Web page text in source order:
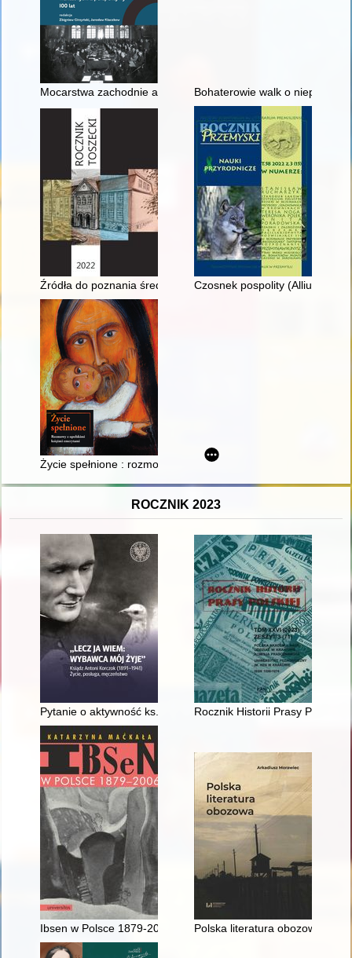
Mocarstwa zachodnie a pokój ryskiBohaterowie walk o
Źródła do poznania średniowiecznego i nowożytnego Toszka
Czosnek pospolity (Allium
Życie spełnione : rozmowy z opolskimi księżmi emerytami
ROCZNIK 2023
Pytanie o aktywność ks. Antoniego Korczoka w czasie
Rocznik Historii Prasy Polskiej.
Ibsen w Polsce 1879-2006 Polska literatura obozowa :